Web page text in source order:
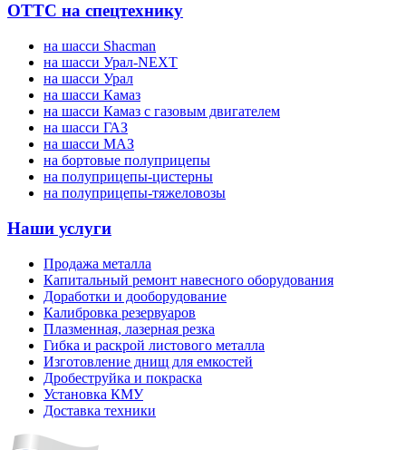
ОТТС на спецтехнику
на шасси Shacman
на шасси Урал-NEXT
на шасси Урал
на шасси Камаз
на шасси Камаз с газовым двигателем
на шасси ГАЗ
на шасси МАЗ
на бортовые полуприцепы
на полуприцепы-цистерны
на полуприцепы-тяжеловозы
Наши услуги
Продажа металла
Капитальный ремонт навесного оборудования
Доработки и дооборудование
Калибровка резервуаров
Плазменная, лазерная резка
Гибка и раскрой листового металла
Изготовление днищ для емкостей
Дробеструйка и покраска
Установка КМУ
Доставка техники